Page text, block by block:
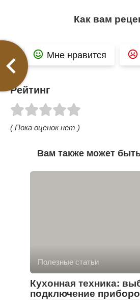
Как вам
Мне нравится
Рейтинг
( Пока оценок нет )
Вам также может
Полезные статьи
Кухонная техника:
подключение